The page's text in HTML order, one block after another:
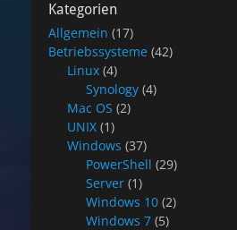
Kategorien
Allgemein (17)
Betriebssysteme (42)
Linux (4)
Synology (4)
Mac OS (2)
UNIX (1)
Windows (37)
PowerShell (29)
Server (1)
Windows 10 (2)
Windows 7 (5)